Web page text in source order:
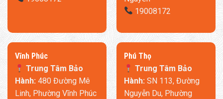
19008172
​Vĩnh Phúc
Trung Tâm Bảo
Hành:480 Đường Mê
Linh, Phường Vĩnh Phúc
​Phú Thọ
Trung Tâm Bảo
Hành:SN 113, Đường
Nguyễn Du, Phường